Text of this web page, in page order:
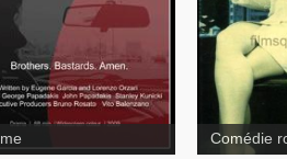
Comédie